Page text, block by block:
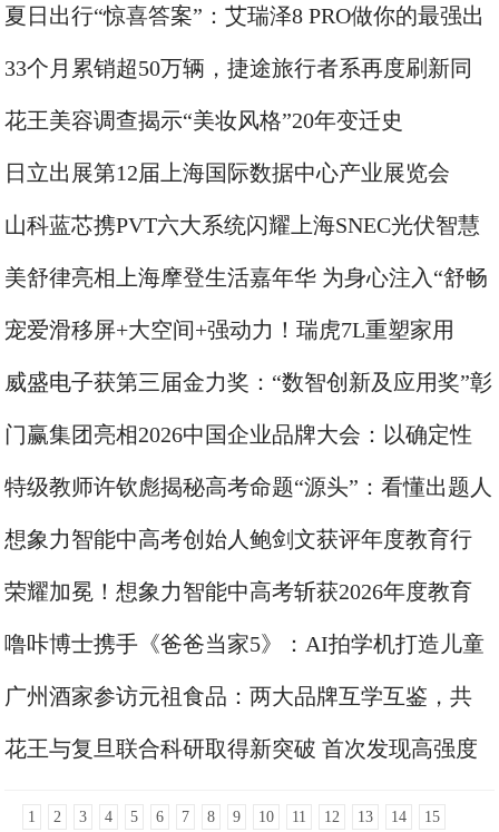
夏日出行“惊喜答案”：艾瑞泽8 PRO做你的最强出
行搭子
33个月累销超50万辆，捷途旅行者系再度刷新同
品类增长纪录
花王美容调查揭示“美妆风格”20年变迁史
日立出展第12届上海国际数据中心产业展览会
山科蓝芯携PVT六大系统闪耀上海SNEC光伏智慧
能源展
美舒律亮相上海摩登生活嘉年华 为身心注入“舒畅
好循环”
宠爱滑移屏+大空间+强动力！瑞虎7L重塑家用
SUV智趣体验
威盛电子获第三届金力奖：“数智创新及应用奖”彰
显工业AI落地实力
门赢集团亮相2026中国企业品牌大会：以确定性
交付夯实品牌竞争力
特级教师许钦彪揭秘高考命题“源头”：看懂出题人
思路，难题也能秒解
想象力智能中高考创始人鲍剑文获评年度教育行
业十大创新人物
荣耀加冕！想象力智能中高考斩获2026年度教育
行业十大创新品牌
噜咔博士携手《爸爸当家5》：AI拍学机打造儿童
AI启蒙新范式
广州酒家参访元祖食品：两大品牌互学互鉴，共
探烘焙行业新路径
花王与复旦联合科研取得新突破 首次发现高强度
1 2 3 4 5 6 7 8 9 10 11 12 13 14 15